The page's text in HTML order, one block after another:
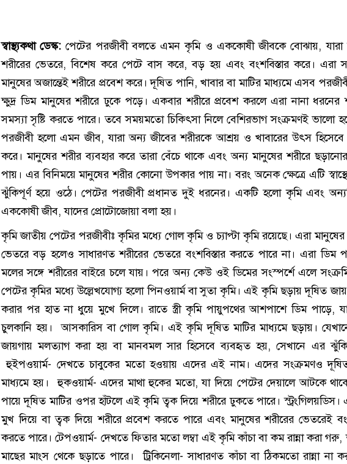
স্বাস্থ্যকথা ডেস্ক: পেটের পরজীবী বলতে এমন কৃমি ও এককোষী জীবকে বোঝায়, যারা
শরীরের ভেতরে, বিশেষ করে পেটে বাস করে, বড় হয় এবং বংশবিস্তার করে। এরা
মানুষের অজান্তেই শরীরে প্রবেশ করে। দূষিত পানি, খাবার বা মাটির মাধ্যমে এসব
ক্ষুদ্র ডিম মানুষের শরীরে ঢুকে পড়ে। একবার শরীরে প্রবেশ করলে এরা নানা ধরনের
সমস্যা সৃষ্টি করতে পারে। তবে সময়মতো চিকিৎসা নিলে বেশিরভাগ সংক্রমণই ভালো
পরজীবী হলো এমন জীব, যারা অন্য জীবের শরীরকে আশ্রয় ও খাবারের উৎস হিসেবে
করে। মানুষের শরীর ব্যবহার করে তারা বেঁচে থাকে এবং অন্য মানুষের শরীরে
পায়। এর বিনিময়ে মানুষের শরীর কোনো উপকার পায় না। বরং অনেক ক্ষেত্রে এটি
ঝুঁকিপূর্ণ হয়ে ওঠে। পেটের পরজীবী প্রধানত দুই ধরনের। একটি হলো কৃমি এবং
এককোষী জীব, যাদের প্রোটোজোয়া বলা হয়।
কৃমি জাতীয় পেটের পরজীবীঃ কৃমির মধ্যে গোল কৃমি ও চ্যাপ্টা কৃমি রয়েছে। এরা মানুষের
ভেতরে বড় হলেও সাধারণত শরীরের ভেতরে বংশবিস্তার করতে পারে না। এরা ডিম
মলের সঙ্গে শরীরের বাইরে চলে যায়। পরে অন্য কেউ ওই ডিমের সংস্পর্শে এলে
পেটের কৃমির মধ্যে উল্লেখযোগ্য হলো পিনওয়ার্ম বা সুতা কৃমি। এই কৃমি ছড়ায় দূষিত
করার পর হাত না ধুয়ে মুখে দিলে। রাতে স্ত্রী কৃমি পায়ুপথের আশপাশে ডিম পাড়ে,
চুলকানি হয়। আসকারিস বা গোল কৃমি। এই কৃমি দূষিত মাটির মাধ্যমে ছড়ায়।
জায়গায় মলত্যাগ করা হয় বা মানবমল সার হিসেবে ব্যবহৃত হয়, সেখানে এর ঝুঁকি
হুইপওয়ার্ম- দেখতে চাবুকের মতো হওয়ায় এদের এই নাম। এদের সংক্রমণও
মাধ্যমে হয়। হুকওয়ার্ম- এদের মাথা হুকের মতো, যা দিয়ে পেটের দেয়ালে আটকে
পায়ে দূষিত মাটির ওপর হাঁটলে এই কৃমি ত্বক দিয়ে শরীরে ঢুকতে পারে।
মুখ দিয়ে বা ত্বক দিয়ে শরীরে প্রবেশ করতে পারে এবং মানুষের শরীরের ভেতরেই
করতে পারে। টেপওয়ার্ম- দেখতে ফিতার মতো লম্বা এই কৃমি কাঁচা বা কম রান্না করা
মাছের মাংস থেকে ছড়াতে পারে। ট্রিকিনেলা- সাধারণত কাঁচা বা ঠিকমতো রান্না না